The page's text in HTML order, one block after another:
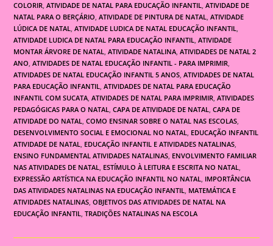
COLORIR, ATIVIDADE DE NATAL PARA EDUCAÇÃO INFANTIL, ATIVIDADE DE
NATAL PARA O BERÇÁRIO, ATIVIDADE DE PINTURA DE NATAL, ATIVIDADE
LÚDICA DE NATAL, ATIVIDADE LUDICA DE NATAL EDUCAÇÃO INFANTIL,
ATIVIDADE LUDICA DE NATAL PARA EDUCAÇÃO INFANTIL, ATIVIDADE
MONTAR ÁRVORE DE NATAL, ATIVIDADE NATALINA, ATIVIDADES DE NATAL 2
ANO, ATIVIDADES DE NATAL EDUCAÇÃO INFANTIL - PARA IMPRIMIR,
ATIVIDADES DE NATAL EDUCAÇÃO INFANTIL 5 ANOS, ATIVIDADES DE NATAL
PARA EDUCAÇÃO INFANTIL, ATIVIDADES DE NATAL PARA EDUCAÇÃO
INFANTIL COM SUCATA, ATIVIDADES DE NATAL PARA IMPRIMIR, ATIVIDADES
PEDAGÓGICAS PARA O NATAL, CAPA DE ATIVIDADE DE NATAL, CAPA DE
ATIVIDADE DO NATAL, COMO ENSINAR SOBRE O NATAL NAS ESCOLAS,
DESENVOLVIMENTO SOCIAL E EMOCIONAL NO NATAL, EDUCAÇÃO INFANTIL
ATIVIDADE DE NATAL, EDUCAÇÃO INFANTIL E ATIVIDADES NATALINAS,
ENSINO FUNDAMENTAL ATIVIDADES NATALINAS, ENVOLVIMENTO FAMILIAR
NAS ATIVIDADES DE NATAL, ESTÍMULO À LEITURA E ESCRITA NO NATAL,
EXPRESSÃO ARTÍSTICA NA EDUCAÇÃO INFANTIL NO NATAL, IMPORTÂNCIA
DAS ATIVIDADES NATALINAS NA EDUCAÇÃO INFANTIL, MATEMÁTICA E
ATIVIDADES NATALINAS, OBJETIVOS DAS ATIVIDADES DE NATAL NA
EDUCAÇÃO INFANTIL, TRADIÇÕES NATALINAS NA ESCOLA